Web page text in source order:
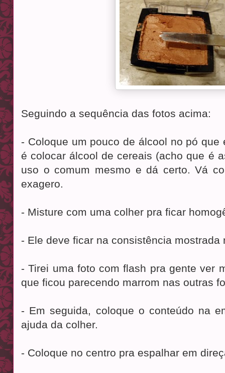
Seguindo a sequência das fotos acima:
- Coloque um pouco de álcool no pó que
é colocar álcool de cereais (acho que é
uso o comum mesmo e dá certo. Vá
exagero.
- Misture com uma colher pra ficar
- Ele deve ficar na consistência mostrada
- Tirei uma foto com flash pra gente ver
que ficou parecendo marrom nas outras
- Em seguida, coloque o conteúdo na
ajuda da colher.
- Coloque no centro pra espalhar em